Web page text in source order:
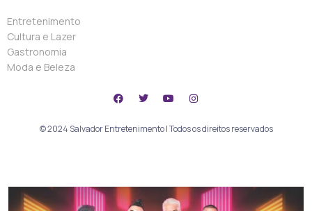
Entretenimento
Cultura e Lazer
Gastronomia
Moda e Beleza
© 2024 Salvador Entretenimento | Todos os direitos reservados